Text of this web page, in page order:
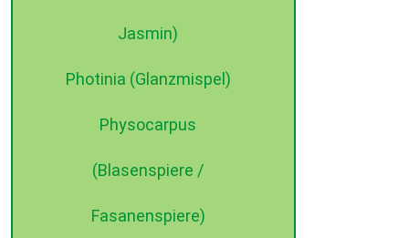
Jasmin)
Photinia (Glanzmispel)
Physocarpus
(Blasenspiere /
Fasanenspiere)